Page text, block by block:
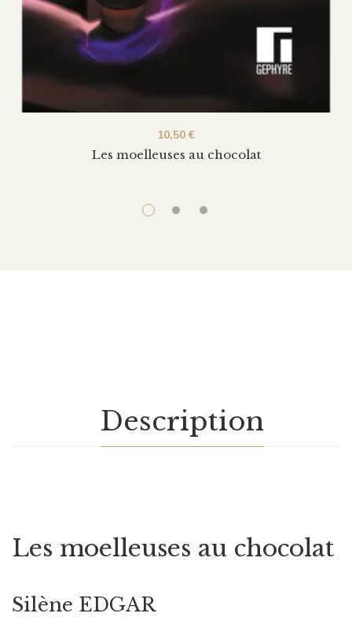
Les moelleuses au chocolat
10,50€
Description
Les moelleuses au chocolat
Silène EDGAR